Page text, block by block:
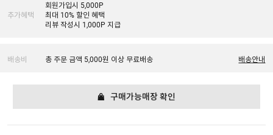
추가혜택
회원가입시 5,000P
최대 10% 할인 혜택
리뷰 작성시 1,000P 지급
배송비 총 주문 금액 5,000원 이상 무료배송 배송안내
구매가능매장 확인